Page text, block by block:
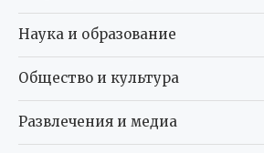
Наука и образование
Общество и культура
Развлечения и медиа